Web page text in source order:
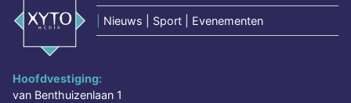
Nieuws | Sport | Evenementen
Hoofdvestiging:
van Benthuizenlaan 1